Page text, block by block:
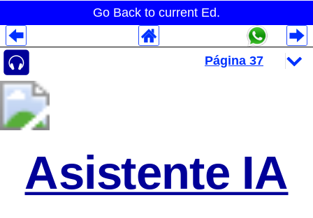
Go Back to current Ed.
Asistente IA
Despliegues Analytics
Despliegues Totales
Despliegues por Rubros